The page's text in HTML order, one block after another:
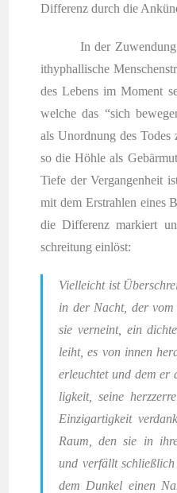
Dif­fe­renz durch die
In der Zuwen­dung
ithy­phal­li­sche
des Lebens im Moment
wel­che das “sich
als Unord­nung des Todes
so die Höh­le als
Tie­fe der Ver­gan­gen­heit
mit dem Erstrah­len eines
die Dif­fe­renz mar­kiert
schrei­tung einlöst:
Viel­leicht ist
in der Nacht, der
sie ver­neint, ein
leiht, es von innen
erleuch­tet und dem er
lig­keit, sei­ne
Ein­zig­ar­tig­keit
Raum, den sie in
und ver­fällt
dem Dun­kel einen